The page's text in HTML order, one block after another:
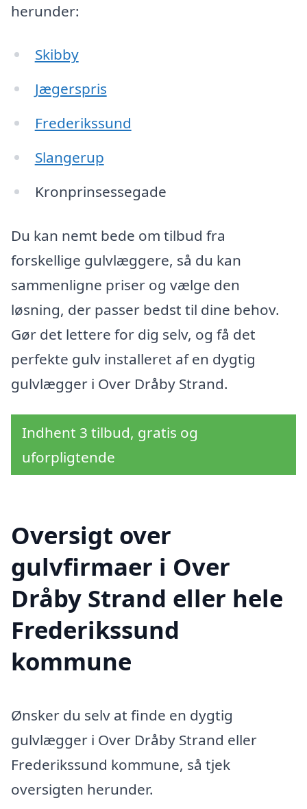
herunder:
Skibby
Jægerspris
Frederikssund
Slangerup
Kronprinsessegade
Du kan nemt bede om tilbud fra
forskellige gulvlæggere, så du kan
sammenligne priser og vælge den
løsning, der passer bedst til dine behov.
Gør det lettere for dig selv, og få det
perfekte gulv installeret af en dygtig
gulvlægger i Over Dråby Strand.
Indhent 3 tilbud, gratis og
uforpligtende
Oversigt over
gulvfirmaer i Over
Dråby Strand eller hele
Frederikssund
kommune
Ønsker du selv at finde en dygtig
gulvlægger i Over Dråby Strand eller
Frederikssund kommune, så tjek
oversigten herunder.